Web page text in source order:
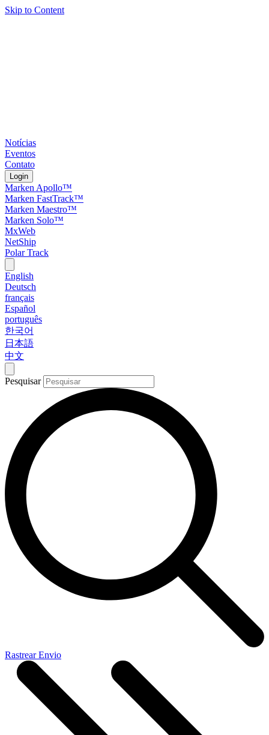
Skip to Content
Notícias
Eventos
Contato
Login
Marken Apollo™
Marken FastTrack™
Marken Maestro™
Marken Solo™
MxWeb
NetShip
Polar Track
English
Deutsch
français
Español
português
한국어
日本語
中文
Pesquisar
Rastrear Envio